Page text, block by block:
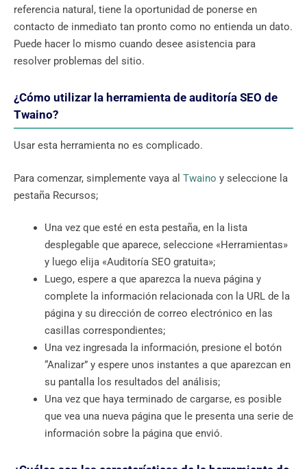
referencia natural, tiene la oportunidad de ponerse en
contacto de inmediato tan pronto como no entienda un dato.
Puede hacer lo mismo cuando desee asistencia para
resolver problemas del sitio.
¿Cómo utilizar la herramienta de auditoría SEO de
Twaino?
Usar esta herramienta no es complicado.
Para comenzar, simplemente vaya al Twaino y seleccione la
pestaña Recursos;
Una vez que esté en esta pestaña, en la lista
desplegable que aparece, seleccione «Herramientas»
y luego elija «Auditoría SEO gratuita»;
Luego, espere a que aparezca la nueva página y
complete la información relacionada con la URL de la
página y su dirección de correo electrónico en las
casillas correspondientes;
Una vez ingresada la información, presione el botón
“Analizar” y espere unos instantes a que aparezcan en
su pantalla los resultados del análisis;
Una vez que haya terminado de cargarse, es posible
que vea una nueva página que le presenta una serie de
información sobre la página que envió.